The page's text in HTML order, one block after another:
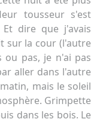
tousseur s'est
dire que j'avais
sur la cour (l'autre
ou pas, je n'ai pas
aller dans l'autre
mais le soleil
Grimpette
dans les bois. Le